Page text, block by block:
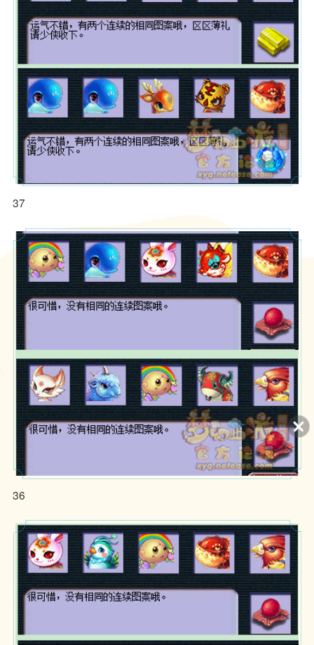
易西游
题材扛
鼎之作
装备顶配带6特技 细节拉满的服
战地府
武神坛48强 16+10带5特技服战
五庄
高封印命中率 夫子庙服战地府全
方位展示
服战法系两套装备 宝宝更是领先
苏堤春晓九神团队 招服战化生冲
刺武神坛
武神坛16强地府 谛听都是T0级
的
37
36
MHBB-9999-9999-9999
1、本游戏是一款回合制角色扮演游戏，适用于年满16周岁及以上的
用户，建议未成年人在家长监护下使用游戏产品。我们鼓励家长根据
未成年人的实际情况管理其游戏行为，家长可以关注“网易家长关爱平
台”微信公众号、拨打官方客服电话95163611或者登录网易家长关爱
平台（https://jiazhang.gm.163.com/convoy/）查看具体指引。本游
戏为虚拟场景和情节，现实生活中请勿沉浸游戏、模仿相关行为。
2、本游戏以《西游记》相关故事为背景，有适量基于历史事件的改
扬，玩法基于一定难度的思维判断和肢体操作，有需要多人配合进行
的团队玩法，鼓励玩家通过沟通、思考和提升达成目标。游戏中有基
于语音和文字的陌生人社交系统，但社交系统的管理遵循相关法律法
规。
3、本游戏中有用户实名认证系统，未实名账号不能登录游戏。认证
游戏中部分玩法和道具等需要付费。未满8周岁的用户不能付费；8周
岁以上未满16周岁的未成年人用户，单次充值金额不得超过50元人民
币，每月充值金额累计不得超过200元人民币；16周岁以上的未成年
录游戏，其他时间无法登录游戏。8岁以下玩家无法升级到10级及更
高等级。
4、本游戏以神话仙侠为主题，人物设计、背景音乐、游戏剧情等创
作融入了大量中华传统文化元素，有助于传播中华传统文化。玩家之
间可以互相交流配合，共同完成游戏目标，能够带给玩家积极愉悦的
情绪体验。游戏设有组队模式玩法，需要玩家相互配合、互相帮助来
完成游戏任务，有助于培养玩家的团队协作能力；游戏玩法具有较强
敬请期待